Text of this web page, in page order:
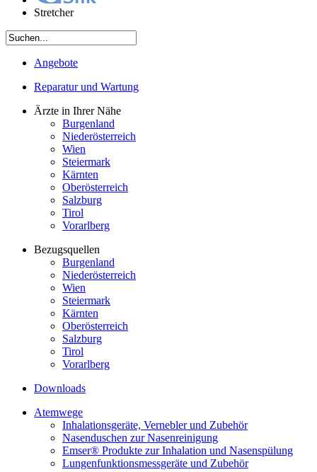
Stretcher
Angebote
Reparatur und Wartung
Ärzte in Ihrer Nähe
Burgenland
Niederösterreich
Wien
Steiermark
Kärnten
Oberösterreich
Salzburg
Tirol
Vorarlberg
Bezugsquellen
Burgenland
Niederösterreich
Wien
Steiermark
Kärnten
Oberösterreich
Salzburg
Tirol
Vorarlberg
Downloads
Atemwege
Inhalationsgeräte, Vernebler und Zubehör
Nasenduschen zur Nasenreinigung
Emser® Produkte zur Inhalation und Nasenspülung
Lungenfunktionsmessgeräte und Zubehör